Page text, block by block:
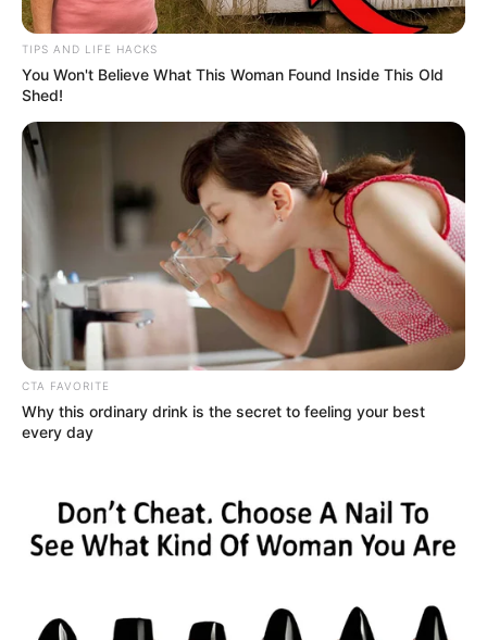
Kiderült, mi okozhatta Scherer
Zoltán
TIPS AND LIFE HACKS
You Won't Believe What This Woman Found Inside This Old
Shed!
CTA FAVORITE
Why this ordinary drink is the secret to feeling your best
every day